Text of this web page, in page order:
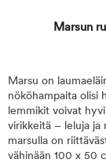
Marsun
Marsu on
nököhampaita olisi
lemmikit voivat
virikkeitä – leluja ja
marsulla on
vähinään 100 x 50